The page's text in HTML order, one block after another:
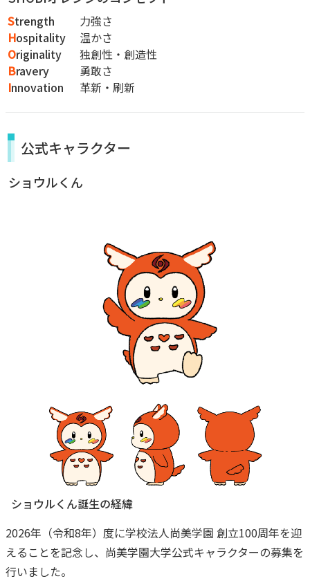
Strength
力強さ
Hospitality
温かさ
Originality
独創性・創造性
Bravery
勇敢さ
Innovation 革新・刷新
公式キャラクター
ショウルくん
ショウルくん誕生の経緯
2026年（令和8年）度に学校法人尚美学園 創立100周年を迎
えることを記念し、尚美学園大学公式キャラクターの募集を
行いました。